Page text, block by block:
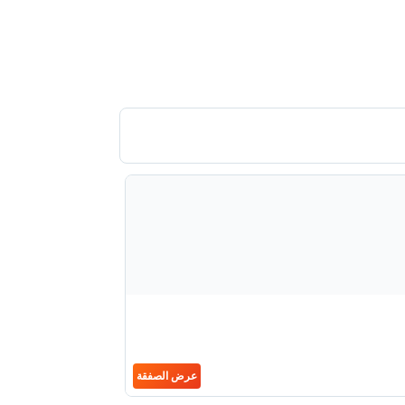
عرض الصفقة